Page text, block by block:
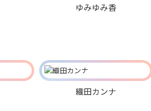
ゆみゆみ香
織田カンナ